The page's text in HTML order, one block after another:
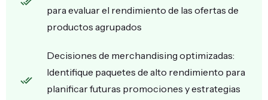
para evaluar el rendimiento de las ofertas de
productos agrupados
Decisiones de merchandising optimizadas:
Identifique paquetes de alto rendimiento para
planificar futuras promociones y estrategias